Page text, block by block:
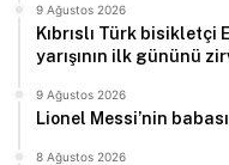
9 Ağustos 2026
Kıbrıslı Türk bisikletçi
yarışının ilk gününü
9 Ağustos 2026
Lionel Messi’nin
8 Ağustos 2026